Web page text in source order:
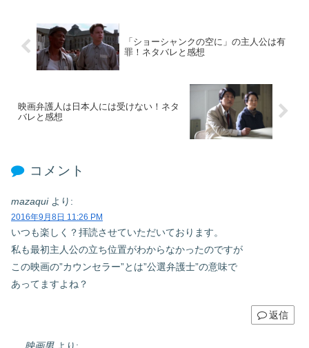
「ショーシャンクの空に」の主人公は有
罪！ネタバレと感想
映画弁護人は日本人には受けない！ネタ
バレと感想
コメント
mazaqui より:
2016年9月8日 11:26 PM
いつも楽しく？拝読させていただいております。
私も最初主人公の立ち位置がわからなかったのですが
この映画の”カウンセラー”とは”公選弁護士”の意味で
あってますよね？
返信